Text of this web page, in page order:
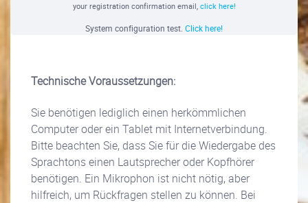
your registration confirmation email, click here!
System configuration test. Click here!
Technische Voraussetzungen:
Sie benötigen lediglich einen herkömmlichen
Computer oder ein Tablet mit Internetverbindung.
Bitte beachten Sie, dass Sie für die Wiedergabe des
Sprachtons einen Lautsprecher oder Kopfhörer
benötigen. Ein Mikrophon ist nicht nötig, aber
hilfreich, um Rückfragen stellen zu können. Bei